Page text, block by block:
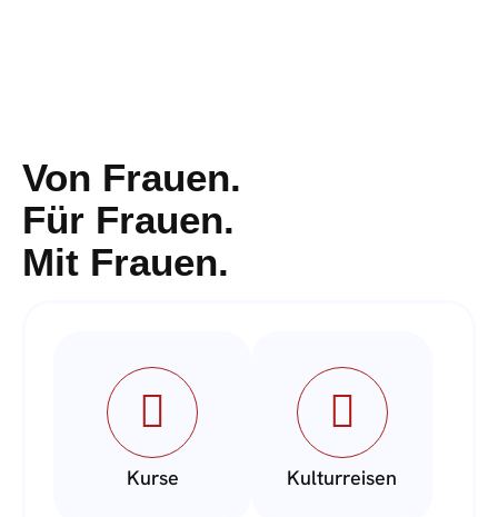
Von Frauen.
Für Frauen.
Mit Frauen.
Kurse Kulturreisen